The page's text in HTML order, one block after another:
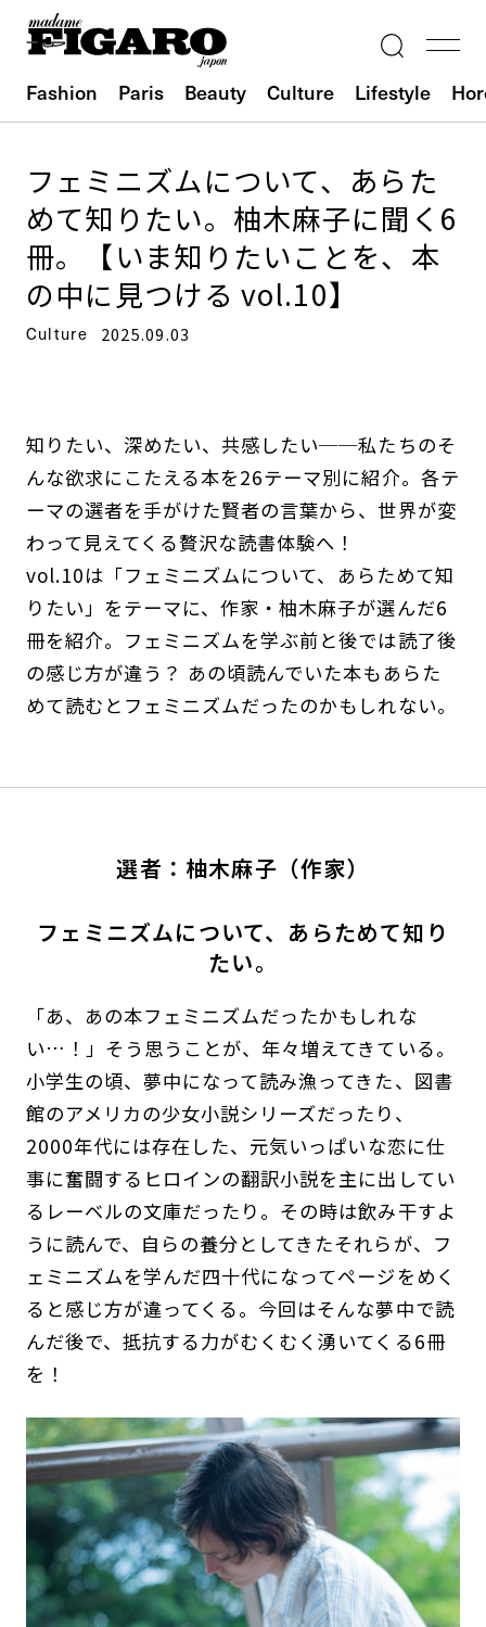
Fashion Paris Beauty Culture Lifestyle
フェミニズムについて、あらた
めて知りたい。柚木麻子に聞く6
冊。【いま知りたいことを、本
の中に見つける vol.10】
Culture 2025.09.03
知りたい、深めたい、共感したい──私たちのそ
んな欲求にこたえる本を26テーマ別に紹介。各テ
ーマの選者を手がけた賢者の言葉から、世界が変
わって見えてくる贅沢な読書体験へ！
vol.10は「フェミニズムについて、あらためて知
りたい」をテーマに、作家・柚木麻子が選んだ6
冊を紹介。フェミニズムを学ぶ前と後では読了後
の感じ方が違う？ あの頃読んでいた本もあらた
めて読むとフェミニズムだったのかもしれない。
選者：柚木麻子（作家）
フェミニズムについて、あらためて知り
たい。
「あ、あの本フェミニズムだったかもしれな
い…！」そう思うことが、年々増えてきている。
小学生の頃、夢中になって読み漁ってきた、図書
館のアメリカの少女小説シリーズだったり、
2000年代には存在した、元気いっぱいな恋に仕
事に奮闘するヒロインの翻訳小説を主に出してい
るレーベルの文庫だったり。その時は飲み干すよ
うに読んで、自らの養分としてきたそれらが、フ
ェミニズムを学んだ四十代になってページをめく
ると感じ方が違ってくる。今回はそんな夢中で読
んだ後で、抵抗する力がむくむく湧いてくる6冊
を！